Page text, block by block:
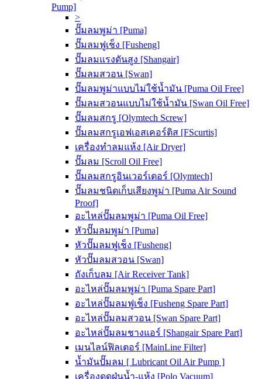
Pump]
>
ปั๊มลมพูม่า [Puma]
ปั๊มลมฟูเช็ง [Fusheng]
ปั๊มลมแรงดันสูง [Shangair]
ปั๊มลมสวอน [Swan]
ปั๊มลมพูม่าแบบไม่ใช้น้ำมัน [Puma Oil Free]
ปั๊มลมสวอนแบบไม่ใช้น้ำมัน [Swan Oil Free]
ปั๊มลมสกรู [Olymtech Screw]
ปั๊มลมสกรูเอฟเอสเคอร์ติส [FScurtis]
เครื่องทำลมแห้ง [Air Dryer]
ปั๊มลม [Scroll Oil Free]
ปั๊มลมสกรูอินเวอร์เตอร์ [Olymtech]
ปั๊มลมชนิดเก็บเสียงพูม่า [Puma Air Sound
Proof]
อะไหล่ปั๊มลมพูม่า [Puma Oil Free]
หัวปั๊มลมพูม่า [Puma]
หัวปั๊มลมฟูเช็ง [Fusheng]
หัวปั๊มลมสวอน [Swan]
ถังเก็บลม [Air Receiver Tank]
อะไหล่ปั๊มลมพูม่า [Puma Spare Part]
อะไหล่ปั๊มลมฟูเช็ง [Fusheng Spare Part]
อะไหล่ปั๊มลมสวอน [Swan Spare Part]
อะไหล่ปั๊มลมชางแอร์ [Shangair Spare Part]
เมนไลน์ฟิลเตอร์ [MainLine Filter]
น้ำมันปั๊มลม [ Lubricant Oil Air Pump ]
เครื่องดูดฝุ่นน้ำ-แห้ง [Polo Vacuum]